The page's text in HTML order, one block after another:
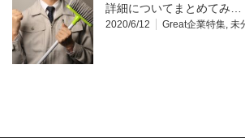
詳細についてまとめてみ…
2020/6/12 Great企業特集 未